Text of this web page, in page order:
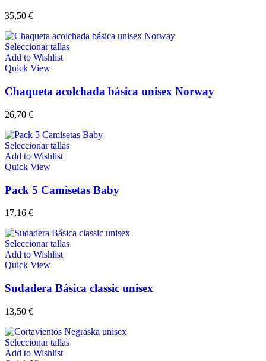
35,50 €
Seleccionar tallas
Add to Wishlist
Quick View
Chaqueta acolchada básica unisex Norway
26,70 €
Seleccionar tallas
Add to Wishlist
Quick View
Pack 5 Camisetas Baby
17,16 €
Seleccionar tallas
Add to Wishlist
Quick View
Sudadera Básica classic unisex
13,50 €
Seleccionar tallas
Add to Wishlist